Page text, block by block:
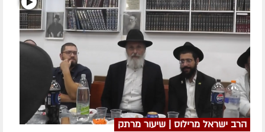
הרב ישראל מרילוס | שיעור מרתק